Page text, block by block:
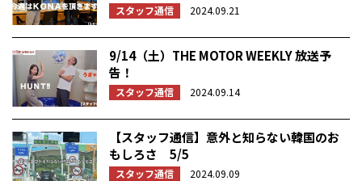
スタッフ通信 2024.09.21
9/14（土）THE MOTOR WEEKLY 放送予
告！
スタッフ通信 2024.09.14
【スタッフ通信】意外と知らない韓国のお
もしろさ 5/5
スタッフ通信 2024.09.09